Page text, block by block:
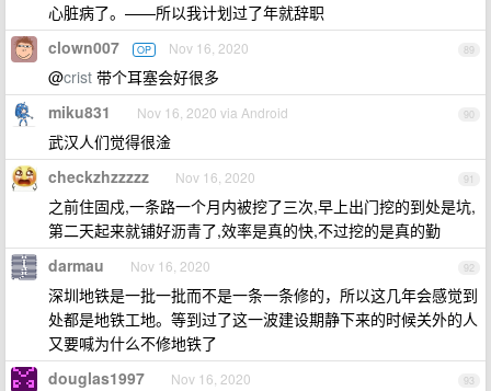
心脏病了。——所以我计划过了年就辞职
89
clown007 OP Nov 16, 2020
@crist 带个耳塞会好很多
90
miku831 Nov 16, 2020 via Android
武汉人们觉得很淦
91
checkzhzzzzz Nov 16, 2020
之前住固戍,一条路一个月内被挖了三次,早上出门挖的到处是坑,
第二天起来就铺好沥青了,效率是真的快,不过挖的是真的勤
92
darmau Nov 16, 2020
深圳地铁是一批一批而不是一条一条修的，所以这几年会感觉到
处都是地铁工地。等到过了这一波建设期静下来的时候关外的人
又要喊为什么不修地铁了
93
douglas1997 Nov 16, 2020